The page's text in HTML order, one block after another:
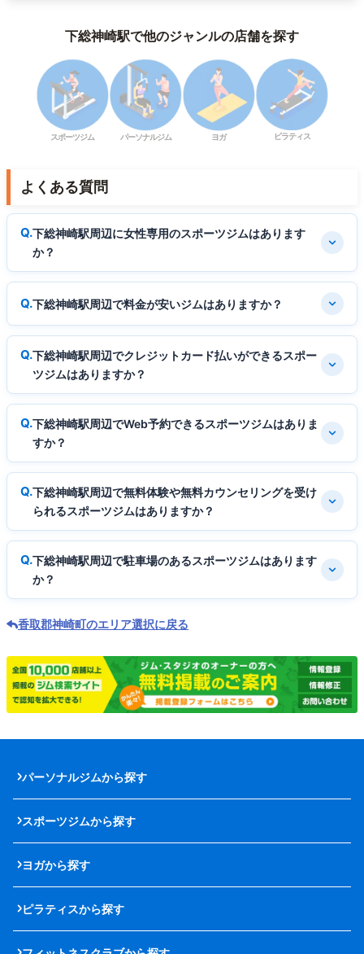
下総神崎駅で他のジャンルの店舗を探す
スポーツジム パーソナルジム ヨガ ピラティス
よくある質問
下総神崎駅周辺に女性専用のスポーツジムはあります
か？
下総神崎駅周辺で料金が安いジムはありますか？
下総神崎駅周辺でクレジットカード払いができるスポー
ツジムはありますか？
下総神崎駅周辺でWeb予約できるスポーツジムはありま
すか？
下総神崎駅周辺で無料体験や無料カウンセリングを受け
られるスポーツジムはありますか？
下総神崎駅周辺で駐車場のあるスポーツジムはあります
か？
香取郡神崎町のエリア選択に戻る
パーソナルジムから探す
スポーツジムから探す
ヨガから探す
ピラティスから探す